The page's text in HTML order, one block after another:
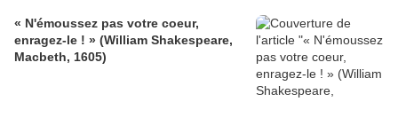
« N'émoussez pas votre coeur,
enragez-le ! » (William Shakespeare,
Macbeth, 1605)